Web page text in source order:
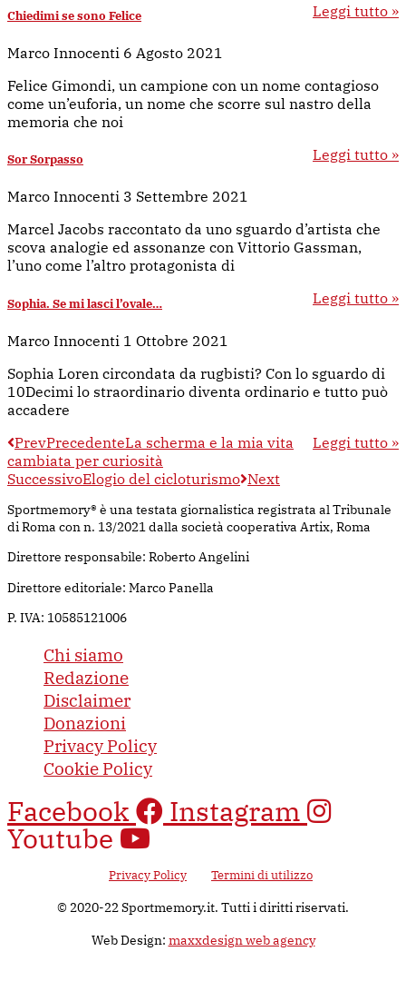
Leggi tutto »
Chiedimi se sono Felice
Marco Innocenti 6 Agosto 2021
Felice Gimondi, un campione con un nome contagioso
come un’euforia, un nome che scorre sul nastro della
memoria che noi
Leggi tutto »
Sor Sorpasso
Marco Innocenti 3 Settembre 2021
Marcel Jacobs raccontato da uno sguardo d’artista che
scova analogie ed assonanze con Vittorio Gassman,
l’uno come l’altro protagonista di
Leggi tutto »
Sophia. Se mi lasci l’ovale…
Marco Innocenti 1 Ottobre 2021
Sophia Loren circondata da rugbisti? Con lo sguardo di
10Decimi lo straordinario diventa ordinario e tutto può
accadere
Leggi tutto »
PrevPrecedenteLa scherma e la mia vita
cambiata per curiosità
SuccessivoElogio del cicloturismo Next
Sportmemory® è una testata giornalistica registrata al Tribunale
di Roma con n. 13/2021 dalla società cooperativa Artix, Roma
Direttore responsabile: Roberto Angelini
Direttore editoriale: Marco Panella
P. IVA: 10585121006
Chi siamo
Redazione
Disclaimer
Donazioni
Privacy Policy
Cookie Policy
Facebook Instagram
Youtube
Privacy Policy Termini di utilizzo
© 2020-22 Sportmemory.it. Tutti i diritti riservati.
Web Design: maxxdesign web agency